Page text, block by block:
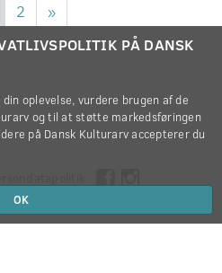
2 »
2026
PÅ DANSK
oplevelse, vurdere brugen af de
og til at støtte markedsføringen
på Dansk Kulturarv accepterer du
OK